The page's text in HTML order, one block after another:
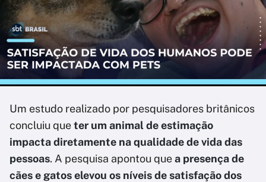
Um estudo realizado por pesquisadores britânicos
concluiu queter um animal de estimação
impacta diretamente na qualidade de vida das
pessoas. A pesquisa apontou quea presença de
cães e gatos elevou os níveis de satisfação dos